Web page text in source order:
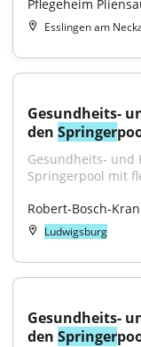
Pflegeheim
Esslingen am
Gesundheits-
den Springer
Gesundheits- und
Springerpool mit
Robert-Bosch-
Ludwigsburg
Gesundheits-
den Springer